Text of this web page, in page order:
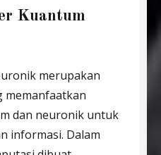
Kuantum
merupakan
memanfaatkan
dan neuronik untuk
informasi. Dalam